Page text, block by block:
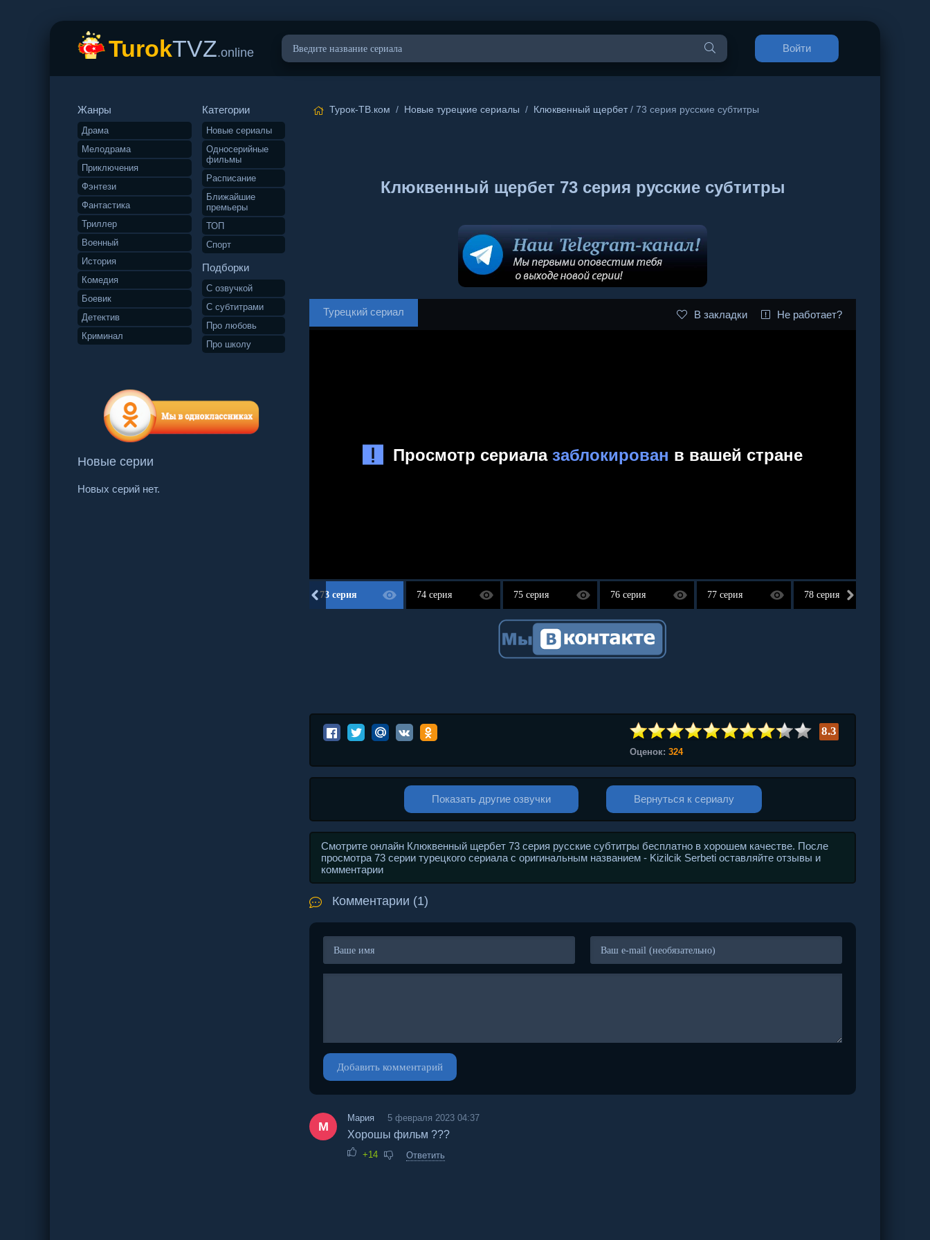
TurokTVZ.online Войти
Жанры
Драма
Мелодрама
Приключения
Фэнтези
Фантастика
Триллер
Военный
История
Комедия
Боевик
Детектив
Криминал
Категории
Новые сериалы
Односерийные
фильмы
Расписание
Ближайшие
премьеры
ТОП
Спорт
Подборки
С озвучкой
С субтитрами
Про любовь
Про школу
Новые серии
Новых серий нет.
Турок-ТВ.ком / Новые турецкие сериалы / Клюквенный щербет/ 73 серия русские субтитры
Клюквенный щербет 73 серия русские субтитры
Турецкий сериал В закладки Не работает?
73 серия 74 серия 75 серия 76 серия 77 серия 78 серия
8.3
Оценок: 324
Показать другие озвучки Вернуться к сериалу
Смотрите онлайн Клюквенный щербет 73 серия русские субтитры бесплатно в хорошем качестве. После
просмотра 73 серии турецкого сериала с оригинальным названием - Kizilcik Serbeti оставляйте отзывы и
комментарии
Комментарии (1)
Добавить комментарий
М
Мария 5 февраля 2023 04:37
Хорошы фильм ???
+14 Ответить